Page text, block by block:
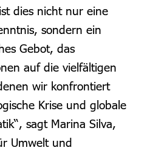
dies nicht nur eine
sondern ein
Gebot, das
auf die vielfältigen
wir konfrontiert
Krise und globale
sagt Marina Silva,
Umwelt und